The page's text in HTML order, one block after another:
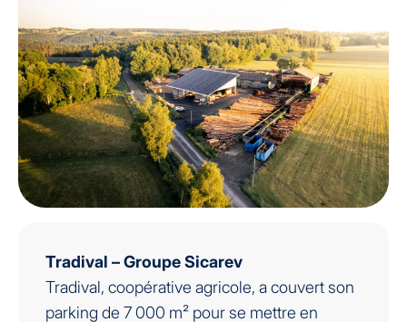
Tradival – Groupe Sicarev
Tradival, coopérative agricole, a couvert son
parking de 7 000 m² pour se mettre en